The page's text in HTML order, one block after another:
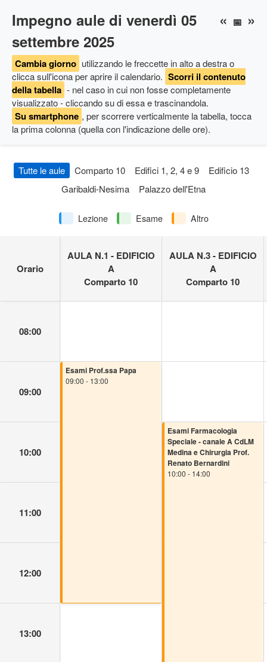
« 📅 »
Impegno aule di venerdì 05
settembre 2025
Cambia giorno utilizzando le freccette in alto a destrao
clicca sull'icona per aprire il calendario. Scorri il contenuto
della tabella - nel caso in cui non fosse completamente
visualizzato - cliccando su di essa e trascinandola.
Su smartphone , per scorrere verticalmente la tabella, tocca
la prima colonna (quella con l'indicazione delle ore).
Tutte le aule Comparto 10 Edifici 1, 2, 4 e 9
Edificio 13
Garibaldi-Nesima
Palazzo dell'Etna
Lezione Esame Altro
Orario
AULA N.1 - EDIFICIO
A
Comparto 10
AULA N.3 - EDIFICIO
A
Comparto 10
08:00
09:00
10:00
11:00
12:00
13:00
Esami Prof.ssa Papa
09:00 - 13:00
Esami Farmacologia
Speciale - canale A CdLM
Medina e Chirurgia Prof.
Renato Bernardini
10:00 - 14:00